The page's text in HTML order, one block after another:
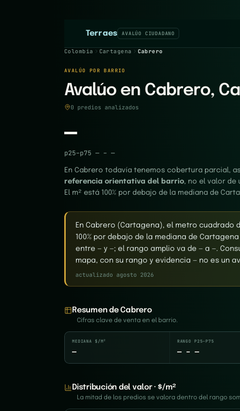
Terraes AVALÚO CIUDADANO
Colombia Cartagena Cabrero
AVALÚO POR BARRIO
Avalúo en Cabrero,
0 predios analizados
—
p25–p75 — – —
En Cabrero todavía tenemos cobertura parcial,
referencia orientativa del barrio, no el valor de
El m² está 100% por debajo de la mediana de
En Cabrero (Cartagena), el metro cuadrado
100% por debajo de la mediana de
entre — y —; el rango amplio va de — a —.
mapa, con su rango y evidencia — no es un
actualizado agosto 2026
Resumen de Cabrero
Cifras clave de venta en el barrio.
MEDIANA $/M²
—
RANGO P25–P75
— – —
Distribución del valor · $/m²
La mitad de los predios se valora dentro del rango